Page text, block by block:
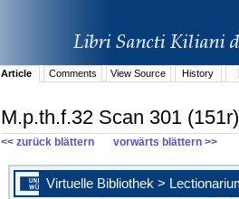
Article
Comments View Source History
M.p.th.f.32 Scan 301 (151r)
<< zurück blättern vorwärts blättern >>